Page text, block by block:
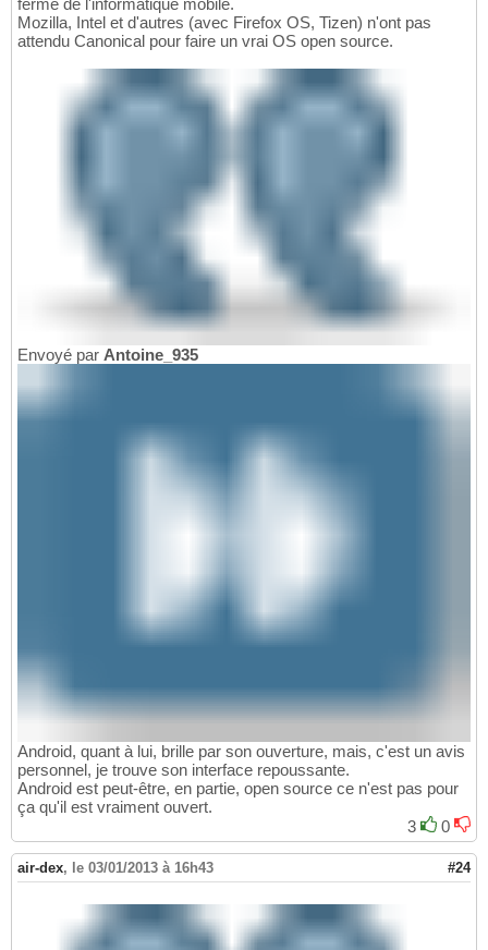
fermé de l'informatique mobile.
Mozilla, Intel et d'autres (avec Firefox OS, Tizen) n'ont pas
attendu Canonical pour faire un vrai OS open source.
Envoyé par Antoine_935
Android, quant à lui, brille par son ouverture, mais, c'est un avis
personnel, je trouve son interface repoussante.
Android est peut-être, en partie, open source ce n'est pas pour
ça qu'il est vraiment ouvert.
3
0
air-dex, le 03/01/2013 à 16h43 #24